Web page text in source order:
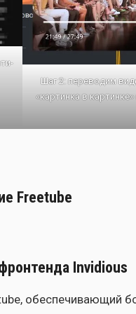
Шаг 2: пере­во­дим
«кар­тин­ка в
Freetube
Invidious
обес­пе­чи­ва­ю­щий